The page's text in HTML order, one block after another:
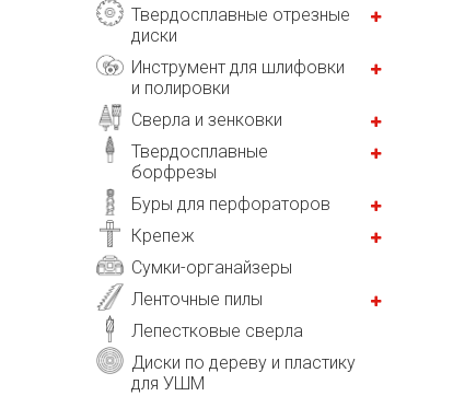
Твердосплавные отрезные
диски
Инструмент для шлифовки
и полировки
Сверла и зенковки
Твердосплавные
борфрезы
Буры для перфораторов
Крепеж
Сумки-органайзеры
Ленточные пилы
Лепестковые сверла
Диски по дереву и пластику
для УШМ